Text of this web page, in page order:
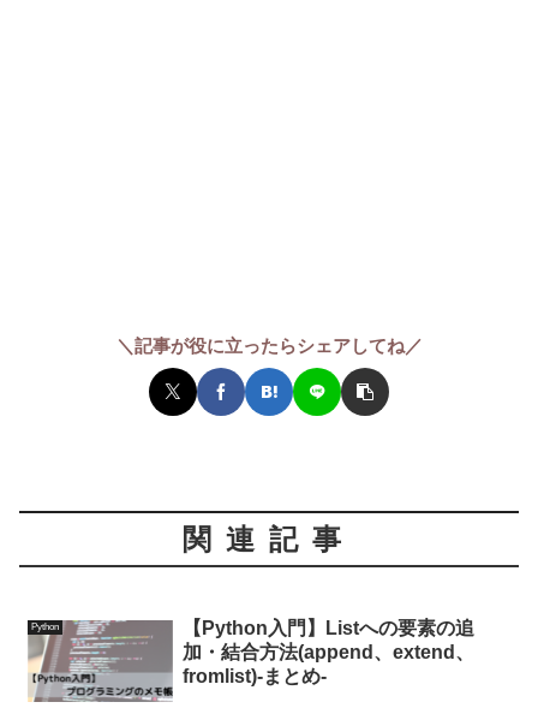
＼記事が役に立ったらシェアしてね／
関連記事
Python
【Python入門】Listへの要素の追
加・結合方法(append、extend、
fromlist)-まとめ-